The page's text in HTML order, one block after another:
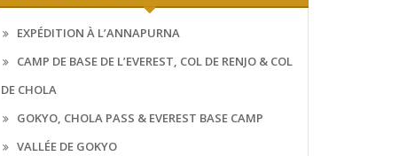
EXPÉDITION À L’ANNAPURNA
CAMP DE BASE DE L’EVEREST, COL DE RENJO & COL
DE CHOLA
GOKYO, CHOLA PASS & EVEREST BASE CAMP
VALLÉE DE GOKYO